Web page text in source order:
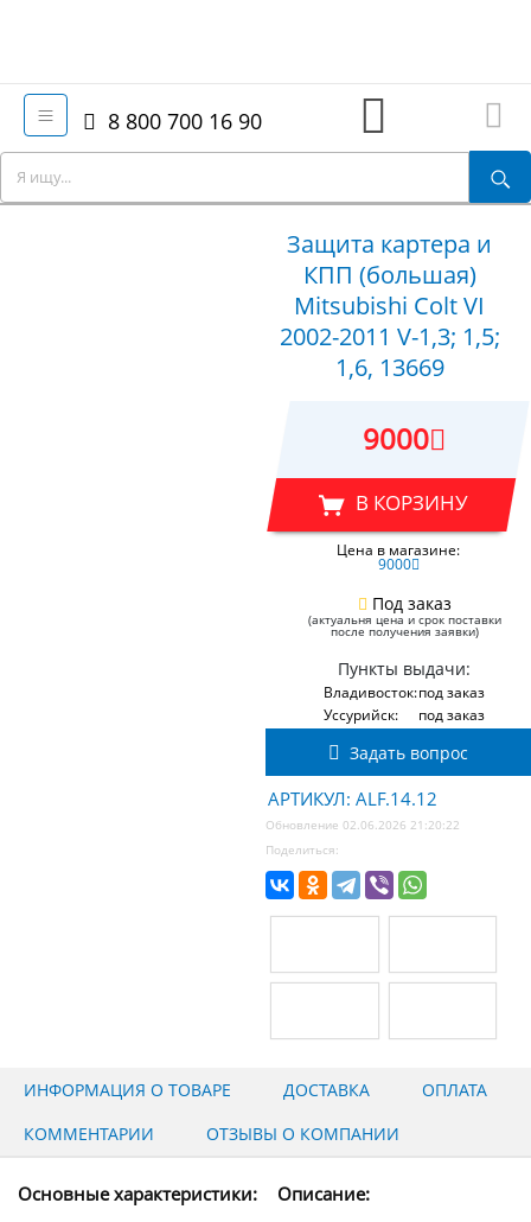
8 800 700 16 90
Защита картера и
КПП (большая)
Mitsubishi Colt VI
2002-2011 V-1,3; 1,5;
1,6, 13669
9000
В КОРЗИНУ
Цена в магазине:
9000
Под заказ
(актуальня цена и срок поставки
после получения заявки)
Пункты выдачи:
Владивосток:под заказ
Уссурийск:
под заказ
Задать вопрос
АРТИКУЛ: ALF.14.12
Обновление 02.06.2026 21:20:22
Поделиться:
ИНФОРМАЦИЯ О ТОВАРЕ ДОСТАВКА
ОПЛАТА
КОММЕНТАРИИ
ОТЗЫВЫ О КОМПАНИИ
Основные характеристики: Описание: